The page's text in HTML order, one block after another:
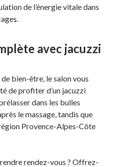
de l’énergie vitale dans
avec jacuzzi
bien-être, le salon vous
de profiter d’un jacuzzi
dans les bulles
le massage, tandis que
Provence-Alpes-Côte
rendez-vous ? Offrez-